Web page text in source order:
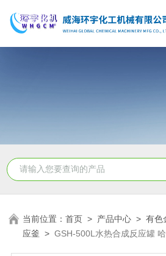
当前位置：首页 > 产品中心 >有色
应釜 >GSH-500L水热合成反应罐